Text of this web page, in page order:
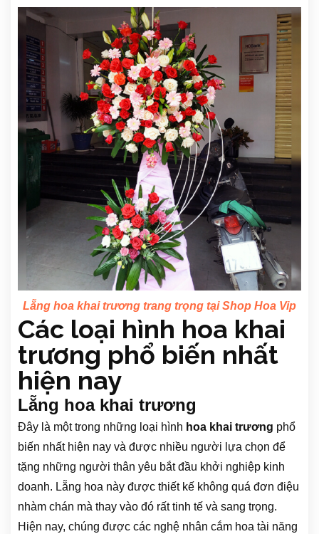
Lẵng hoa khai trương trang trọng tại Shop Hoa Vip
Các loại hình hoa khai
trương phổ biến nhất
hiện nay
Lẵng hoa khai trương
Đây là một trong những loại hình hoa khai trương phổ
biến nhất hiện nay và được nhiều người lựa chọn để
tặng những người thân yêu bắt đầu khởi nghiệp kinh
doanh. Lẵng hoa này được thiết kế không quá đơn điệu
nhàm chán mà thay vào đó rất tinh tế và sang trọng.
Hiện nay, chúng được các nghệ nhân cắm hoa tài năng